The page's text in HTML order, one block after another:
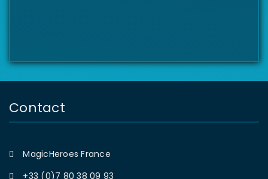
Contact
MagicHeroes France
+33 (0)7 80 38 09 93